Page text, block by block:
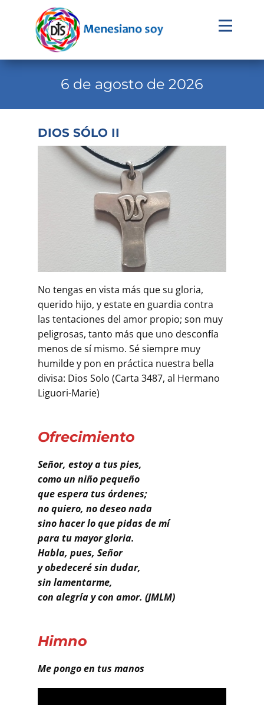
Evangelio
Institucional
Familia Menesiana
Pastoral Vocacional
6 de agosto de 2026
DIOS SÓLO II
No tengas en vista más que su gloria,
querido hijo, y estate en guardia contra
las tentaciones del amor propio; son muy
peligrosas, tanto más que uno desconfía
menos de sí mismo. Sé siempre muy
humilde y pon en práctica nuestra bella
divisa: Dios Solo (Carta 3487, al Hermano
Liguori-Marie)
Ofrecimiento
Señor, estoy a tus pies,
como un niño pequeño
que espera tus órdenes;
no quiero, no deseo nada
sino hacer lo que pidas de mí
para tu mayor gloria.
Habla, pues, Señor
y obedeceré sin dudar,
sin lamentarme,
con alegría y con amor. (JMLM)
Himno
Me pongo en tus manos